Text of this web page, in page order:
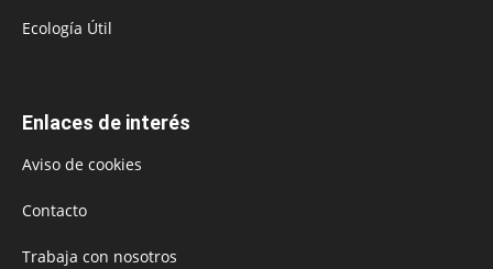
Ecología Útil
Enlaces de interés
Aviso de cookies
Contacto
Trabaja con nosotros